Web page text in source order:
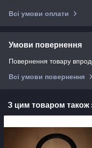
Всі умови оплати
Умови повернення
Повернення товару
Всі умови повернення
З цим товаром